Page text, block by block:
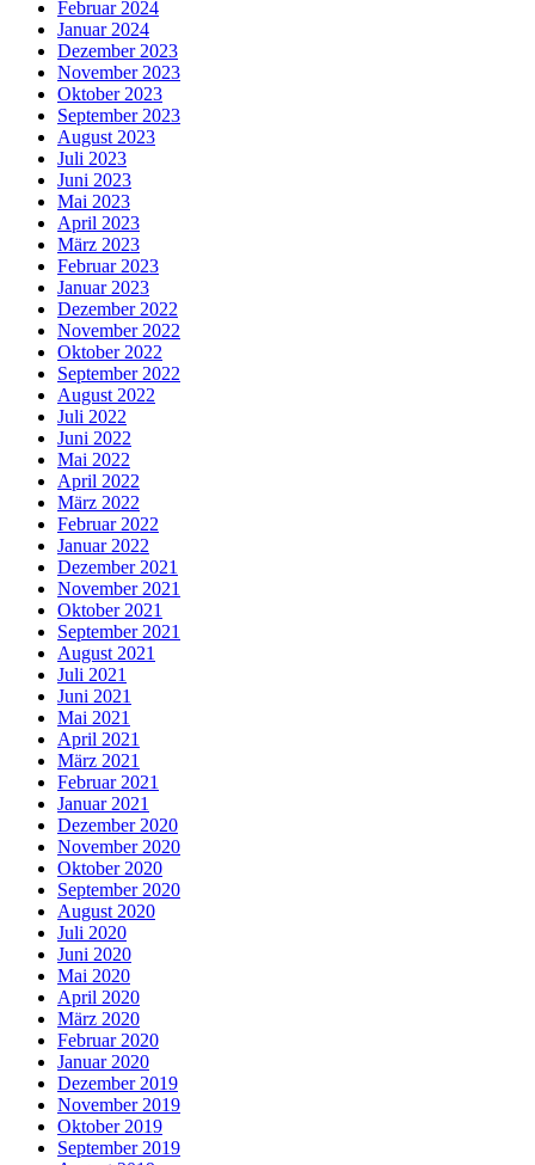
Februar 2024
Januar 2024
Dezember 2023
November 2023
Oktober 2023
September 2023
August 2023
Juli 2023
Juni 2023
Mai 2023
April 2023
März 2023
Februar 2023
Januar 2023
Dezember 2022
November 2022
Oktober 2022
September 2022
August 2022
Juli 2022
Juni 2022
Mai 2022
April 2022
März 2022
Februar 2022
Januar 2022
Dezember 2021
November 2021
Oktober 2021
September 2021
August 2021
Juli 2021
Juni 2021
Mai 2021
April 2021
März 2021
Februar 2021
Januar 2021
Dezember 2020
November 2020
Oktober 2020
September 2020
August 2020
Juli 2020
Juni 2020
Mai 2020
April 2020
März 2020
Februar 2020
Januar 2020
Dezember 2019
November 2019
Oktober 2019
September 2019